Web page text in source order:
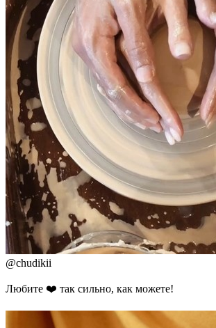
@chudikii
Любите ❤️ так сильно, как можете!